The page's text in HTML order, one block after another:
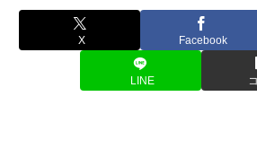
X Facebook
LINE